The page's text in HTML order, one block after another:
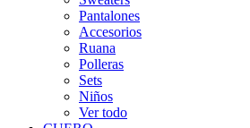
Pantalones
Accesorios
Ruana
Polleras
Sets
Niños
Ver todo